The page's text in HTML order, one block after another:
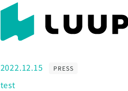
2022.12.15 PRESS
test